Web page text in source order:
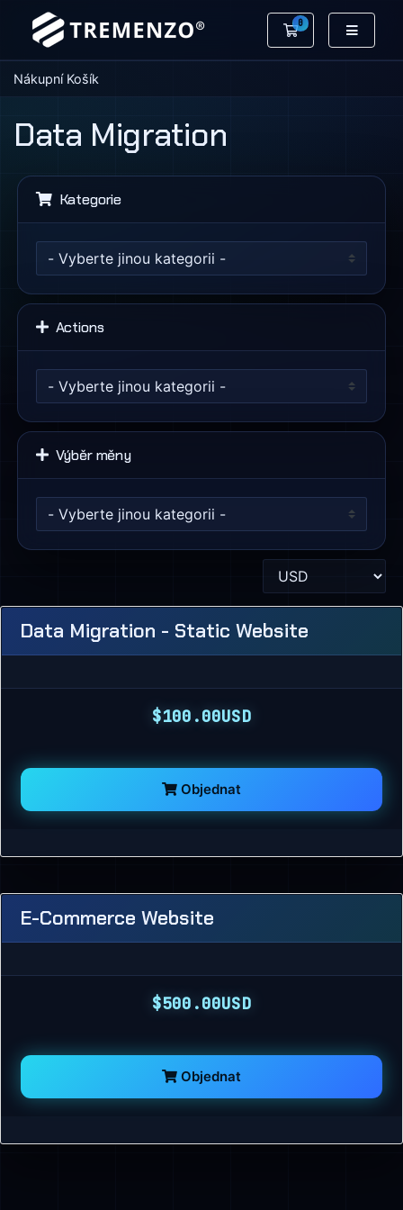
0
Nákupní Košík
Nákupní Košík
Data Migration
Kategorie
Actions
Výběr měny
Data Migration - Static Website
$100.00USD
Objednat
E-Commerce Website
$500.00USD
Objednat